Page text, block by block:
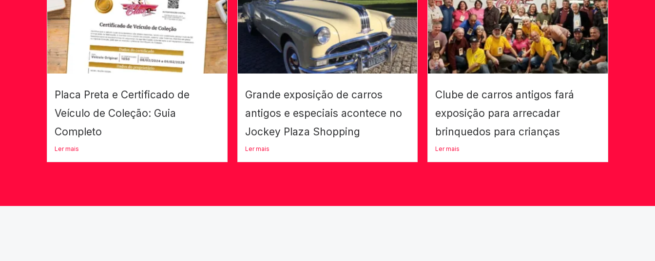
Placa Preta e Certificado de
Veículo de Coleção: Guia
Completo
Ler mais
Grande exposição de carros
antigos e especiais acontece no
Jockey Plaza Shopping
Ler mais
Clube de carros antigos fará
exposição para arrecadar
brinquedos para crianças
Ler mais